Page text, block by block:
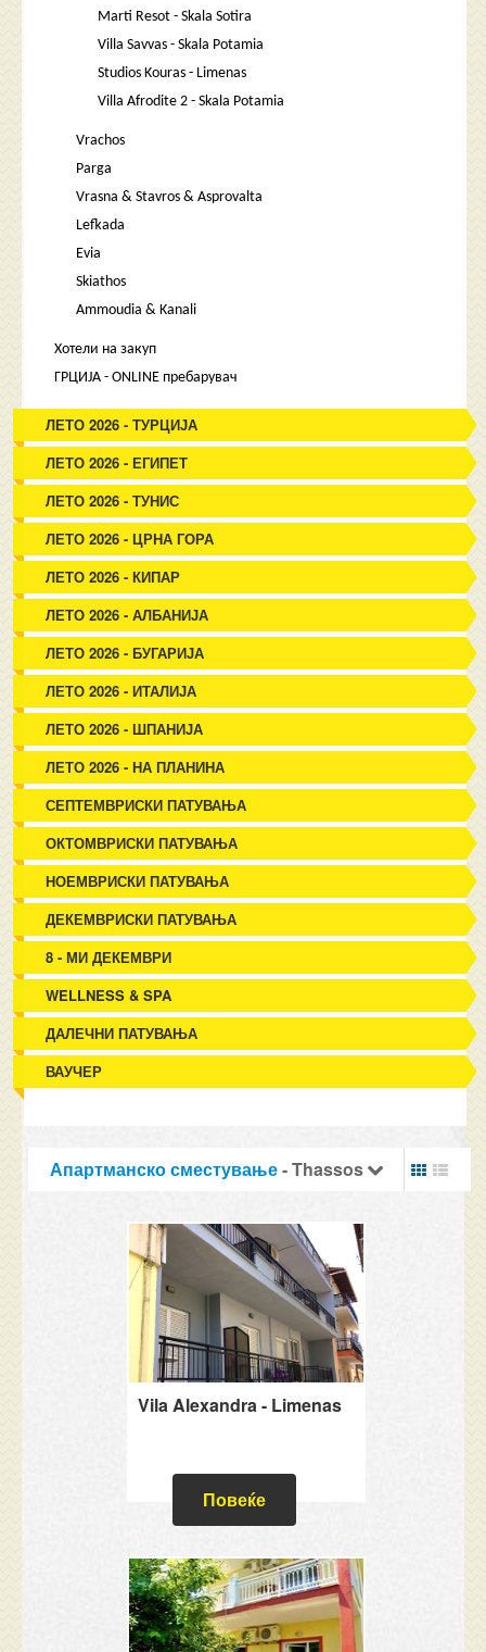
Marti Resot - Skala Sotira
Villa Savvas - Skala Potamia
Studios Kouras - Limenas
Villa Afrodite 2 - Skala Potamia
Vrachos
Parga
Vrasna & Stavros & Asprovalta
Lefkada
Evia
Skiathos
Ammoudia & Kanali
Хотели на закуп
ГРЦИЈА - ONLINE пребарувач
ЛЕТО 2026 - ТУРЦИЈА
ЛЕТО 2026 - ЕГИПЕТ
ЛЕТО 2026 - ТУНИС
ЛЕТО 2026 - ЦРНА ГОРА
ЛЕТО 2026 - КИПАР
ЛЕТО 2026 - АЛБАНИЈА
ЛЕТО 2026 - БУГАРИЈА
ЛЕТО 2026 - ИТАЛИЈА
ЛЕТО 2026 - ШПАНИЈА
ЛЕТО 2026 - НА ПЛАНИНА
СЕПТЕМВРИСКИ ПАТУВАЊА
ОКТОМВРИСКИ ПАТУВАЊА
НОЕМВРИСКИ ПАТУВАЊА
ДЕКЕМВРИСКИ ПАТУВАЊА
8 - МИ ДЕКЕМВРИ
WELLNESS & SPA
ДАЛЕЧНИ ПАТУВАЊА
ВАУЧЕР
Апартманско сместување- Thassos
Vila Alexandra - Limenas
Повеќе